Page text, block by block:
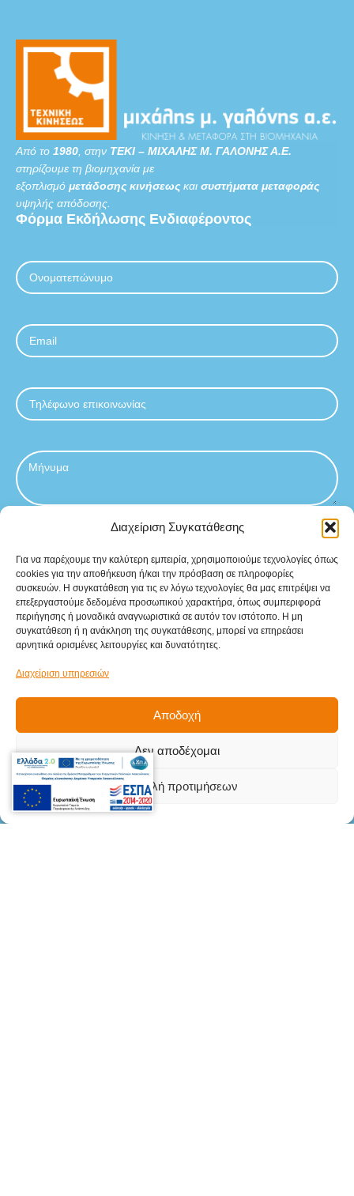
Διαχείριση Συγκατάθεσης
Για να παρέχουμε την καλύτερη εμπειρία, χρησιμοποιούμε τεχνολογίες όπως
cookies για την αποθήκευση ή/και την πρόσβαση σε πληροφορίες
συσκευών. Η συγκατάθεση για τις εν λόγω τεχνολογίες θα μας επιτρέψει να
επεξεργαστούμε δεδομένα προσωπικού χαρακτήρα, όπως συμπεριφορά
περιήγησης ή μοναδικά αναγνωριστικά σε αυτόν τον ιστότοπο. Η μη
συγκατάθεση ή η ανάκληση της συγκατάθεσης, μπορεί να επηρεάσει
αρνητικά ορισμένες λειτουργίες και δυνατότητες.
Διαχείριση υπηρεσιών
Αποδοχή
Δεν αποδέχομαι
Προβολή προτιμήσεων
Από το 1980 , στην ΤΕΚΙ – ΜΙΧΑΛΗΣ Μ. ΓΑΛΟΝΗΣ Α.Ε.
στηρίζουμε τη βιομηχανία με
εξοπλισμό μετάδοσης κινήσεως και συστήματα μεταφοράς
υψηλής απόδοσης.
Φόρμα Εκδήλωσης Ενδιαφέροντος
Sitemap
Αρχική
Προϊόντα
Υπηρεσίες
Στοιχεία Επικοινωνίας
Γληνού Δημήτριου 5Β, Μενεμένη,
Θεσσαλονίκη, Τ.Κ. 546 28